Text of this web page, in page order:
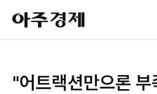
아
주
경
"어트랙션만으론